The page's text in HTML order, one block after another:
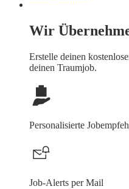
Wir
Erstelle deinen
deinen Traumjob.
Personalisierte
Job-Alerts per Mail